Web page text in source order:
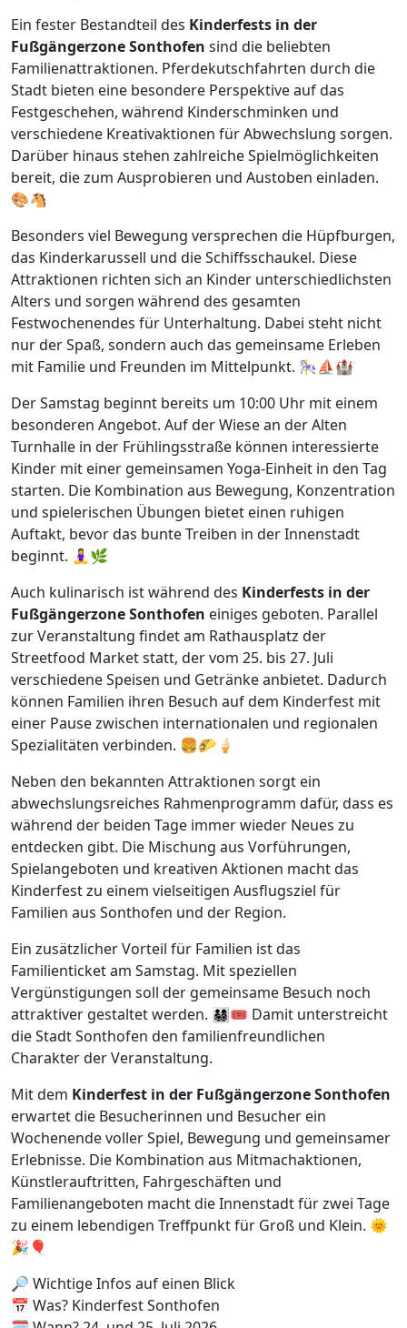
Ein fester Bestandteil des Kinderfests in der
Fußgängerzone Sonthofen sind die beliebten
Familienattraktionen. Pferdekutschfahrten durch die
Stadt bieten eine besondere Perspektive auf das
Festgeschehen, während Kinderschminken und
verschiedene Kreativaktionen für Abwechslung sorgen.
Darüber hinaus stehen zahlreiche Spielmöglichkeiten
bereit, die zum Ausprobieren und Austoben einladen.
🎨🐴
Besonders viel Bewegung versprechen die Hüpfburgen,
das Kinderkarussell und die Schiffsschaukel. Diese
Attraktionen richten sich an Kinder unterschiedlichsten
Alters und sorgen während des gesamten
Festwochenendes für Unterhaltung. Dabei steht nicht
nur der Spaß, sondern auch das gemeinsame Erleben
mit Familie und Freunden im Mittelpunkt. 🎠⛵🏰
Der Samstag beginnt bereits um 10:00 Uhr mit einem
besonderen Angebot. Auf der Wiese an der Alten
Turnhalle in der Frühlingsstraße können interessierte
Kinder mit einer gemeinsamen Yoga-Einheit in den Tag
starten. Die Kombination aus Bewegung, Konzentration
und spielerischen Übungen bietet einen ruhigen
Auftakt, bevor das bunte Treiben in der Innenstadt
beginnt. 🧘‍♀️🌿
Auch kulinarisch ist während des Kinderfests in der
Fußgängerzone Sonthofen einiges geboten. Parallel
zur Veranstaltung findet am Rathausplatz der
Streetfood Market statt, der vom 25. bis 27. Juli
verschiedene Speisen und Getränke anbietet. Dadurch
können Familien ihren Besuch auf dem Kinderfest mit
einer Pause zwischen internationalen und regionalen
Spezialitäten verbinden. 🍔🌮🍦
Neben den bekannten Attraktionen sorgt ein
abwechslungsreiches Rahmenprogramm dafür, dass es
während der beiden Tage immer wieder Neues zu
entdecken gibt. Die Mischung aus Vorführungen,
Spielangeboten und kreativen Aktionen macht das
Kinderfest zu einem vielseitigen Ausflugsziel für
Familien aus Sonthofen und der Region.
Ein zusätzlicher Vorteil für Familien ist das
Familienticket am Samstag. Mit speziellen
Vergünstigungen soll der gemeinsame Besuch noch
attraktiver gestaltet werden. 👨‍👩‍👧‍👦🎟️ Damit unterstreicht
die Stadt Sonthofen den familienfreundlichen
Charakter der Veranstaltung.
Mit dem Kinderfest in der Fußgängerzone Sonthofen
erwartet die Besucherinnen und Besucher ein
Wochenende voller Spiel, Bewegung und gemeinsamer
Erlebnisse. Die Kombination aus Mitmachaktionen,
Künstlerauftritten, Fahrgeschäften und
Familienangeboten macht die Innenstadt für zwei Tage
zu einem lebendigen Treffpunkt für Groß und Klein. 🌞
🎉🎈
🔎 Wichtige Infos auf einen Blick
📅 Was? Kinderfest Sonthofen